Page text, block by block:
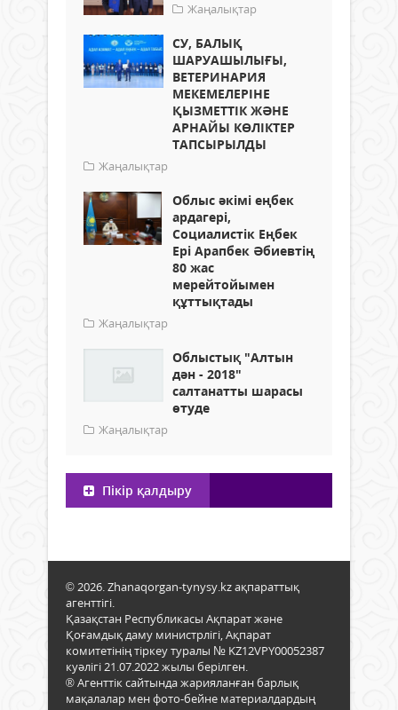
Жаңалықтар
СУ, БАЛЫҚ
ШАРУАШЫЛЫҒЫ,
ВЕТЕРИНАРИЯ
МЕКЕМЕЛЕРІНЕ
ҚЫЗМЕТТІК ЖӘНЕ
АРНАЙЫ КӨЛІКТЕР
ТАПСЫРЫЛДЫ
Жаңалықтар
Облыс әкімі еңбек
ардагері,
Социалистік Еңбек
Ері Арапбек Әбиевтің
80 жас
мерейтойымен
құттықтады
Жаңалықтар
Облыстық "Алтын
дән - 2018"
салтанатты шарасы
өтуде
Жаңалықтар
Пікір қалдыру
© 2026. Zhanaqorgan-tynysy.kz ақпараттық
агенттігі.
Қазақстан Республикасы Ақпарат және
Қоғамдық даму министрлігі, Ақпарат
комитетінің тіркеу туралы № KZ12VPY00052387
куәлігі 21.07.2022 жылы берілген.
® Агенттік сайтында жарияланған барлық
мақалалар мен фото-бейне материалдардың